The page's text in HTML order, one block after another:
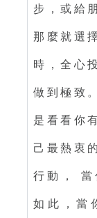
步，或給
那麼就選
時，全心
做到極致
是看看你
己最熱衷
行動， 當
如此，當